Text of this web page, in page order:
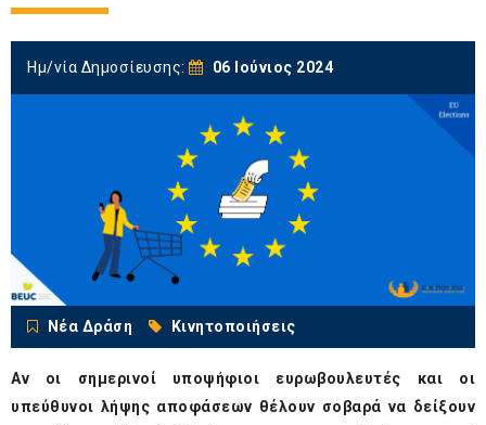
Ημ/νία Δημοσίευσης: 06 Ιούνιος 2024
Νέα Δράση Κινητοποιήσεις
Αν οι σημερινοί υποψήφιοι ευρωβουλευτές και οι
υπεύθυνοι λήψης αποφάσεων θέλουν σοβαρά να δείξουν